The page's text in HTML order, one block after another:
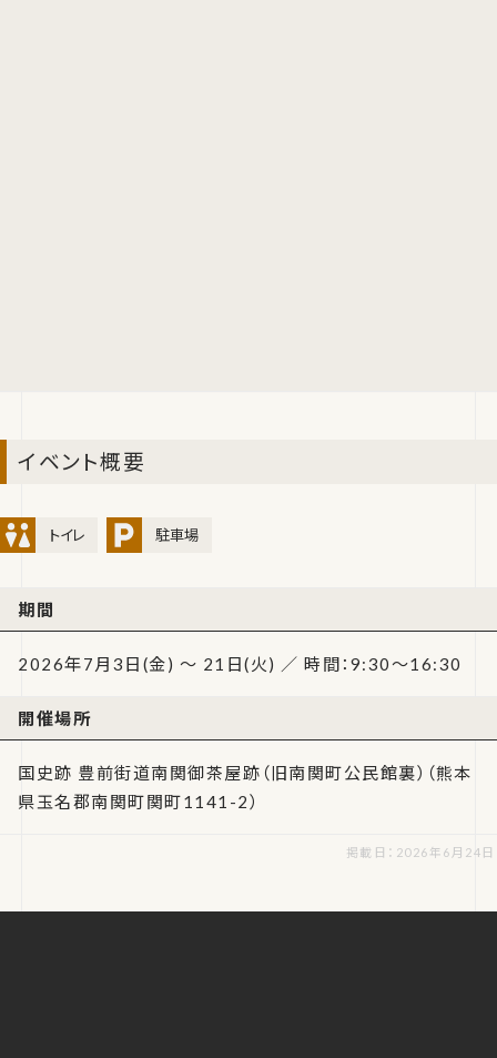
イベント概要
トイレ 駐車場
期間
2026年7月3日(金) ～ 21日(火) ／ 時間：9:30～16:30
開催場所
国史跡 豊前街道南関御茶屋跡（旧南関町公民館裏）（熊本
県玉名郡南関町関町1141-2）
掲載日：2026年6月24日